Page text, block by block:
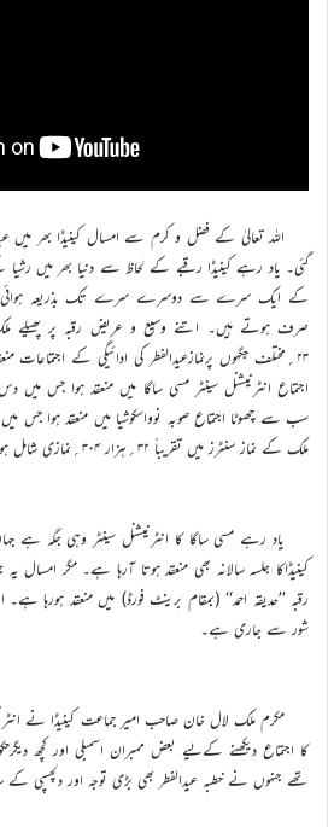
گئی۔ یاد رہے کینیڈا رقبے کے لحاظ سے دنیا بھر میں
کے ایک سرے سے دوسرے سرے تک بذریعہ ہوائی
صرف ہوتے ہیں۔ اتنے وسیع و عریض رقبہ پر پھیلے
۲۳؍مختلف جگہوں پرنمازعیدالفطر کی ادائیگی کے
اجتماع انٹرنیشنل سینٹر مسی ساگا میں منعقد ہوا جس
ملک کے نماز سنٹرز میں تقریباً ۳۲؍ہزار ۳۰۴؍نمازی شامل ہوئے۔
یاد رہے مسی ساگا کا انٹرنیشنل سینٹر وہی جگہ ہے
کینیڈاکا جلسہ سالانہ بھی منعقد ہوتا آرہا ہے۔ مگر
رقبہ ’’حدیقہ احمد‘‘ (بمقام برینٹ فورڈ) میں منعقد
شور سے جاری ہے۔
مکرم ملک لال خان صاحب امیر جماعت کینیڈا نے
کا اجتماع دیکھنے کےلیے بعض ممبران اسمبلی اور کچھ
تھے جنہوں نے خطبہ عیدالفطر بھی بڑی توجہ اور دلچسپی کے